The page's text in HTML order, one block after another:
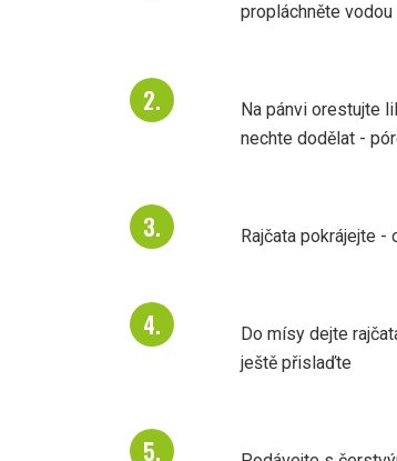
propláchněte
Na pánvi orestujte
nechte dodělat -
Rajčata pokrájejte
Do mísy dejte
ještě přislaďte